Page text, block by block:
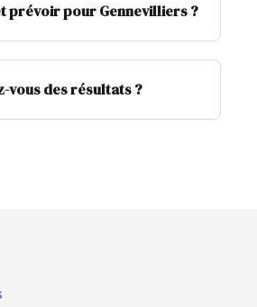
prévoir pour Gennevilliers ?
vous des résultats ?